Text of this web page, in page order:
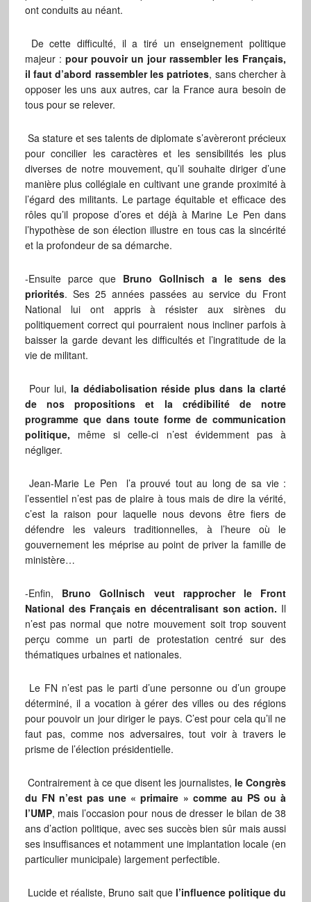
ont conduits au néant.
De cette difficulté, il a tiré un enseignement politique
majeur : pour pouvoir un jour rassembler les Français,
il faut d’abord rassembler les patriotes, sans chercher à
opposer les uns aux autres, car la France aura besoin de
tous pour se relever.
Sa stature et ses talents de diplomate s’avèreront précieux
pour concilier les caractères et les sensibilités les plus
diverses de notre mouvement, qu’il souhaite diriger d’une
manière plus collégiale en cultivant une grande proximité à
l’égard des militants. Le partage équitable et efficace des
rôles qu’il propose d’ores et déjà à Marine Le Pen dans
l’hypothèse de son élection illustre en tous cas la sincérité
et la profondeur de sa démarche.
-Ensuite parce que Bruno Gollnisch a le sens des
priorités. Ses 25 années passées au service du Front
National lui ont appris à résister aux sirènes du
politiquement correct qui pourraient nous incliner parfois à
baisser la garde devant les difficultés et l’ingratitude de la
vie de militant.
Pour lui, la dédiabolisation réside plus dans la clarté
de nos propositions et la crédibilité de notre
programme que dans toute forme de communication
politique, même si celle-ci n’est évidemment pas à
négliger.
Jean-Marie Le Pen l’a prouvé tout au long de sa vie :
l’essentiel n’est pas de plaire à tous mais de dire la vérité,
c’est la raison pour laquelle nous devons être fiers de
défendre les valeurs traditionnelles, à l’heure où le
gouvernement les méprise au point de priver la famille de
ministère…
-Enfin, Bruno Gollnisch veut rapprocher le Front
National des Français en décentralisant son action. Il
n’est pas normal que notre mouvement soit trop souvent
perçu comme un parti de protestation centré sur des
thématiques urbaines et nationales.
Le FN n’est pas le parti d’une personne ou d’un groupe
déterminé, il a vocation à gérer des villes ou des régions
pour pouvoir un jour diriger le pays. C’est pour cela qu’il ne
faut pas, comme nos adversaires, tout voir à travers le
prisme de l’élection présidentielle.
Contrairement à ce que disent les journalistes, le Congrès
du FN n’est pas une « primaire » comme au PS ou à
l’UMP, mais l’occasion pour nous de dresser le bilan de 38
ans d’action politique, avec ses succès bien sûr mais aussi
ses insuffisances et notamment une implantation locale (en
particulier municipale) largement perfectible.
Lucide et réaliste, Bruno sait quel’influence politique du